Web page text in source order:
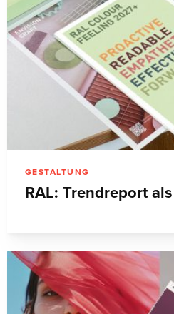
GESTALTUNG
RAL: Trendreport